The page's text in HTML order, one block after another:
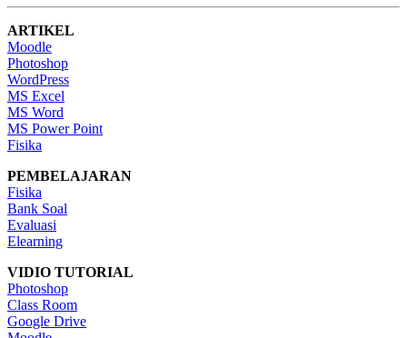
ARTIKEL
Moodle
Photoshop
WordPress
MS Excel
MS Word
MS Power Point
Fisika
PEMBELAJARAN
Fisika
Bank Soal
Evaluasi
Elearning
VIDIO TUTORIAL
Photoshop
Class Room
Google Drive